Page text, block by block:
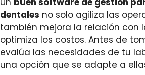
dentales no solo agiliza las
también mejora la relación con
optimiza los costos. Antes de
evalúa las necesidades de tu
una opción que se adapte a